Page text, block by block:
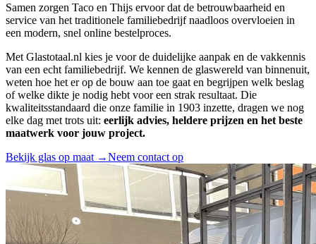
Samen zorgen Taco en Thijs ervoor dat de betrouwbaarheid en
service van het traditionele familiebedrijf naadloos overvloeien in
een modern, snel online bestelproces.
Met Glastotaal.nl kies je voor de duidelijke aanpak en de vakkennis
van een echt familiebedrijf. We kennen de glaswereld van binnenuit,
weten hoe het er op de bouw aan toe gaat en begrijpen welk beslag
of welke dikte je nodig hebt voor een strak resultaat. Die
kwaliteitsstandaard die onze familie in 1903 inzette, dragen we nog
elke dag met trots uit: eerlijk advies, heldere prijzen en het beste
maatwerk voor jouw project.
Bekijk glas op maat →Neem contact op